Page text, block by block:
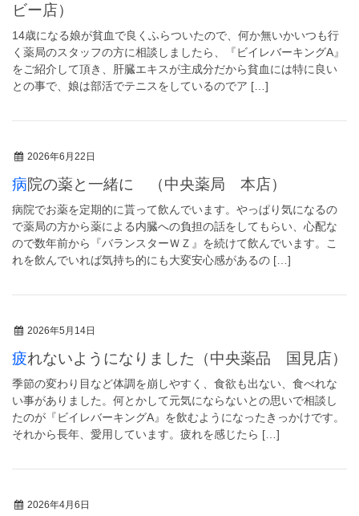
ビー店）
14歳になる娘が貧血で良くふらついたので、何か無いかいつも行
く薬局のスタッフの方に相談しましたら、『ビイレバーキングA』
をご紹介して頂き、肝臓エキスが主成分だから貧血には特に良い
との事で、娘は部活でテニスをしているのでア […]
2026年6月22日
病院の薬と一緒に （中央薬局 本店）
病院でお薬を定期的に貰って飲んでいます。やっぱり気になるの
で薬局の方から薬による内臓への負担の話をしてもらい、心配な
ので数年前から『バランスターＷＺ』を続けて飲んでいます。こ
れを飲んでいれば気持ち的にも大変安心感があるの […]
2026年5月14日
疲れないようになりました（中央薬品 国見店）
季節の変わり目など体調を崩しやすく、食欲も出ない、食べれな
い事がありました。何とかして元気にならないとの思いで相談し
たのが『ビイレバーキングA』を飲むようになったきっかけです。
それから長年、愛用しています。疲れを感じたら […]
2026年4月6日